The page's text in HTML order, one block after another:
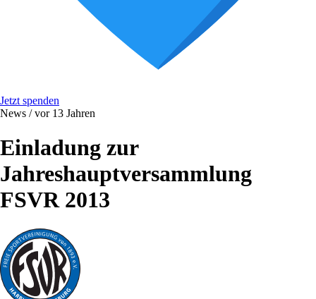
Jetzt spenden
News /vor 13 Jahren
Einladung zur
Jahreshauptversammlung
FSVR 2013